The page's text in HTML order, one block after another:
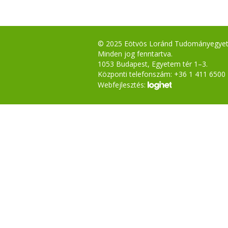
© 2025 Eötvös Loránd
Minden jog fenntartva.
1053 Budapest, Egyetem tér 1–3.
Központi telefonszám: +36 1 411 6500
Webfejlesztés: